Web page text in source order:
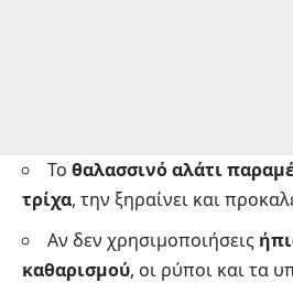
Το θαλασσινό αλάτι
τρίχα, την ξηραίνει και
Αν δεν χρησιμοποιήσεις
καθαρισμού, οι ρύποι και τα